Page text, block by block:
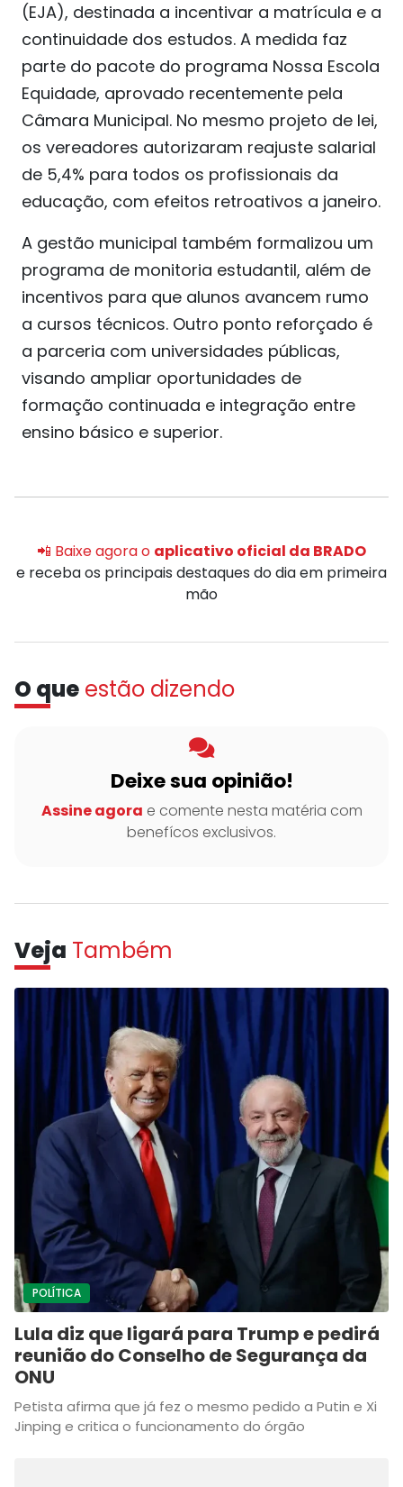
(EJA), destinada a incentivar a matrícula e a
continuidade dos estudos. A medida faz
parte do pacote do programa Nossa Escola
Equidade, aprovado recentemente pela
Câmara Municipal. No mesmo projeto de lei,
os vereadores autorizaram reajuste salarial
de 5,4% para todos os profissionais da
educação, com efeitos retroativos a janeiro.
A gestão municipal também formalizou um
programa de monitoria estudantil, além de
incentivos para que alunos avancem rumo
a cursos técnicos. Outro ponto reforçado é
a parceria com universidades públicas,
visando ampliar oportunidades de
formação continuada e integração entre
ensino básico e superior.
📲 Baixe agora o aplicativo oficial da BRADO
e receba os principais destaques do dia em primeira
mão
O que estão dizendo
Deixe sua opinião!
Assine agora e comente nesta matéria com
benefícos exclusivos.
Veja Também
POLÍTICA
Lula diz que ligará para Trump e pedirá
reunião do Conselho de Segurança da
ONU
Petista afirma que já fez o mesmo pedido a Putin e Xi
Jinping e critica o funcionamento do órgão